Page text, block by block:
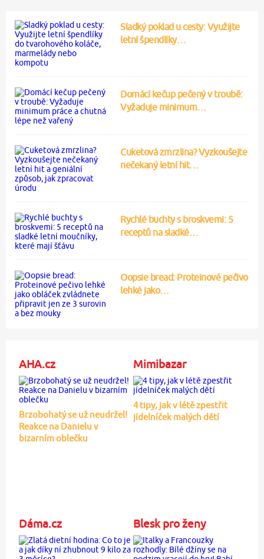
Sladký poklad u cesty: Využijte
letní špendlíky…
Domácí kečup pečený v troubě:
Vyžaduje minimum…
Cuketová zmrzlina? Vyzkoušejte
nečekaný letní hit…
Rychlé buchty s broskvemi: 5
receptů na sladké…
Oopsie bread: Proteinové pečivo
lehké jako…
AHA.cz
Brzobohatý se už neudržel!
Reakce na Danielu v
bizarním oblečku
Mimibazar
4 tipy, jak v létě zpestřit
jídelníček malých dětí
Dáma.cz Blesk pro ženy